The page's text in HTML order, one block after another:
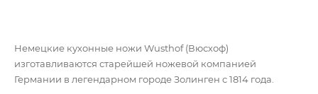
Немецкие кухонные ножи Wusthof (Вюсхоф)
изготавливаются старейшей ножевой компанией
Германии в легендарном городе Золинген с 1814 года.